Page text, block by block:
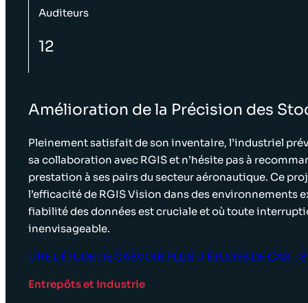
Amélioration de la Précision des
Pleinement satisfait de son inventaire, l’industriel
sa collaboration avec RGIS et n’hésite pas à
prestation à ses pairs du secteur aéronautique. Ce
l’efficacité de RGIS Vision dans des environnements
fiabilité des données est cruciale et où toute
inenvisageable.
LIRE L’ÉTUDE DE CASVOIR PLUS D’ÉTUDES DE CAS
Entrepôts et industrie
Auditeurs
12